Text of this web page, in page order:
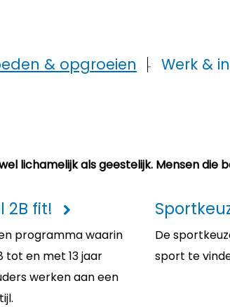
& opgroeien Werk &
lichamelijk als geestelijk. Mensen die
2B fit!
programma waarin
tot en met 13 jaar
werken aan een
De
sport te